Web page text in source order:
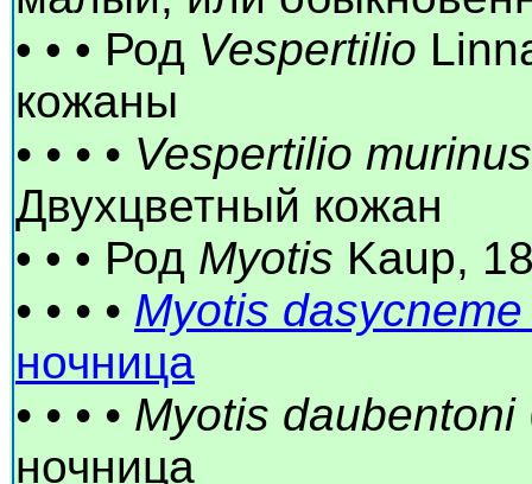
• • • Род Vespertilio
кожаны
• • • • Vespertilio murinus
Двухцветный кожан
• • • Род Myotis Kaup,
• • • • Myotis dasycneme
ночница
• • • • Myotis daubentoni
ночница